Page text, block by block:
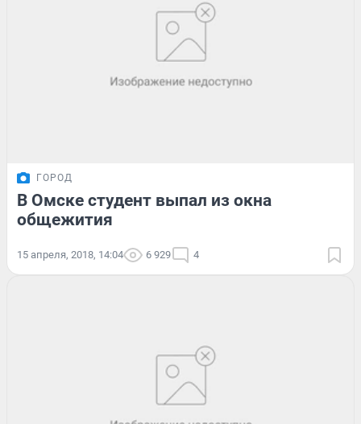
ГОРОД
В Омске студент выпал из окна
общежития
15 апреля, 2018, 14:04 6 929 4